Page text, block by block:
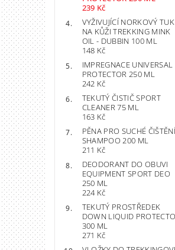
239 Kč
VYŽIVUJÍCÍ NORKOVÝ TUK
NA KŮŽI TREKKING MINK
OIL - DUBBIN 100 ML
148 Kč
IMPREGNACE UNIVERSAL
PROTECTOR 250 ML
242 Kč
TEKUTÝ ČISTIČ SPORT
CLEANER 75 ML
163 Kč
PĚNA PRO SUCHÉ ČIŠTĚNÍ
SHAMPOO 200 ML
211 Kč
DEODORANT DO OBUVI
EQUIPMENT SPORT DEO
250 ML
224 Kč
TEKUTÝ PROSTŘEDEK
DOWN LIQUID
300 ML
271 Kč